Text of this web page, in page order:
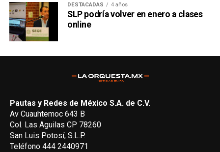
DESTACADAS 4 años
SLP podría volver en enero a clases
online
Pautas y Redes de México S.A. de C.V.
Av Cuauhtemoc 643 B
Col. Las Aguilas CP 78260
San Luis Potosí, S.L.P.
Teléfono 444 2440971